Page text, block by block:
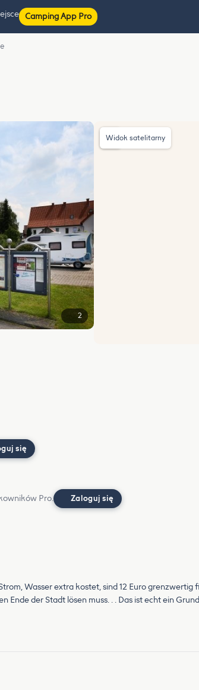
Camping App Pro
2
Widok satelitarny
się
Pro. Zaloguj się
Wasser extra kostet, sind 12 Euro
Ende der Stadt lösen muss. . . Das ist echt ein